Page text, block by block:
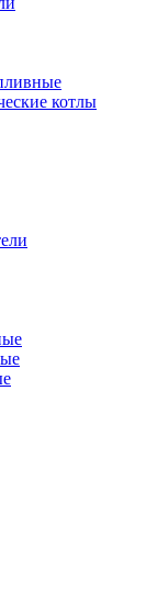
котлы